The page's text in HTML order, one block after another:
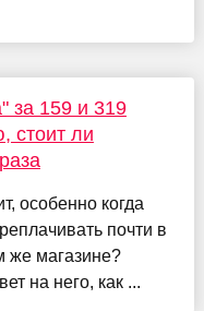
за 159 и 319
стоит ли
особенно когда
почти в
же магазине?
на него, как ...